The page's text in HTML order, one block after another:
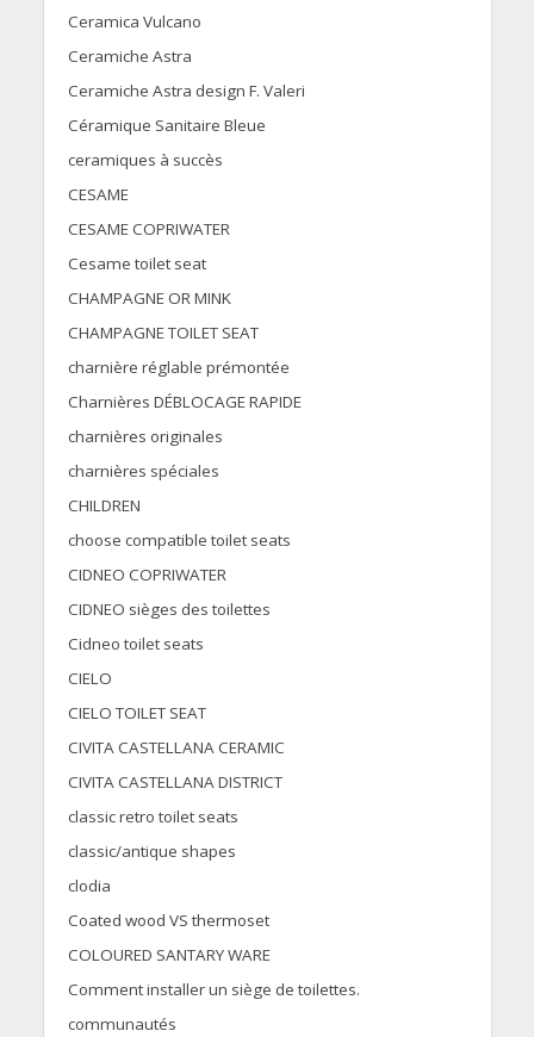
Ceramica Vulcano
Ceramiche Astra
Ceramiche Astra design F. Valeri
Céramique Sanitaire Bleue
ceramiques à succès
CESAME
CESAME COPRIWATER
Cesame toilet seat
CHAMPAGNE OR MINK
CHAMPAGNE TOILET SEAT
charnière réglable prémontée
Charnières DÉBLOCAGE RAPIDE
charnières originales
charnières spéciales
CHILDREN
choose compatible toilet seats
CIDNEO COPRIWATER
CIDNEO sièges des toilettes
Cidneo toilet seats
CIELO
CIELO TOILET SEAT
CIVITA CASTELLANA CERAMIC
CIVITA CASTELLANA DISTRICT
classic retro toilet seats
classic/antique shapes
clodia
Coated wood VS thermoset
COLOURED SANTARY WARE
Comment installer un siège de toilettes.
communautés